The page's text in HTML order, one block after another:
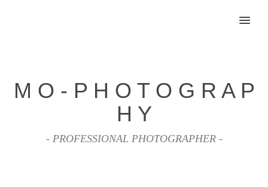
MENU
M O - P H O T O G R A P
H Y
- PROFESSIONAL PHOTOGRAPHER -